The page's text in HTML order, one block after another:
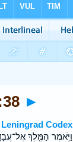
►
Codex
וַיֹּ֥אמֶר הַמֶּ֖לֶךְ